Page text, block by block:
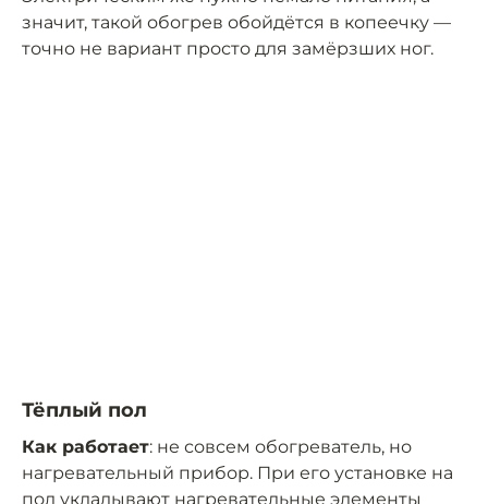
значит, такой обогрев обойдётся в копеечку —
точно не вариант просто для замёрзших ног.
Тёплый пол
Как работает: не совсем обогреватель, но
нагревательный прибор. При его установке на
пол укладывают нагревательные элементы